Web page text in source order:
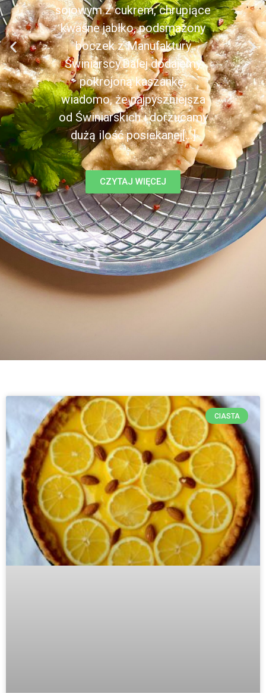
sojowym z cukrem, chrupiące
kwaśne jabłko, podsmażony
boczek z Manufaktury
Świniarscy.Dalej dodajemy
pokrojoną kaszankę,
wiadomo, że najpyszniejsza
od Świniarskich i dorzucamy
dużą ilość posiekanej[...]
CZYTAJ WIĘCEJ
CIASTA